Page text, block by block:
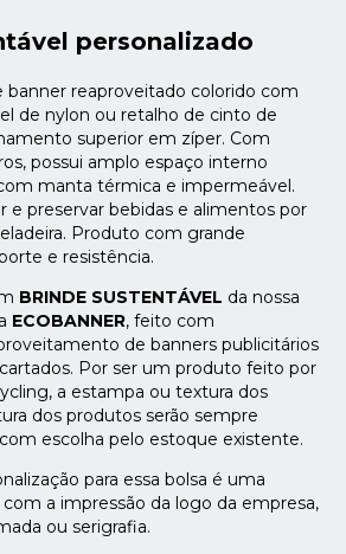
personalizado
banner reaproveitado colorido com
de nylon ou retalho de cinto de
superior em zíper. Com
possui amplo espaço interno
manta térmica e impermeável.
e preservar bebidas e alimentos por
Produto com grande
e resistência.
BRINDE SUSTENTÁVEL da nossa
ECOBANNER, feito com
de banners publicitários
Por ser um produto feito por
a estampa ou textura dos
dos produtos serão sempre
escolha pelo estoque existente.
para essa bolsa é uma
a impressão da logo da empresa,
ou serigrafia.